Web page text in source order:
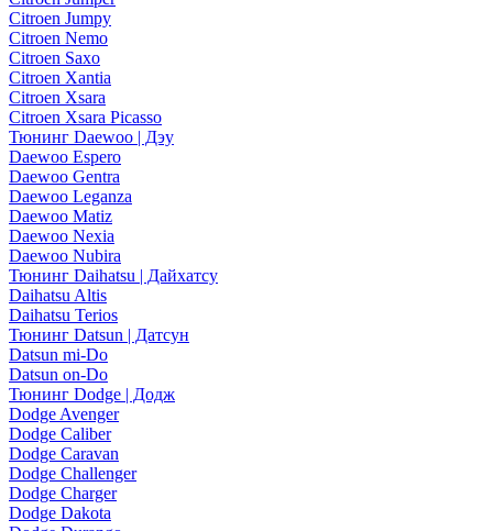
Citroen Jumpy
Citroen Nemo
Citroen Saxo
Citroen Xantia
Citroen Xsara
Citroen Xsara Picasso
Тюнинг Daewoo | Дэу
Daewoo Espero
Daewoo Gentra
Daewoo Leganza
Daewoo Matiz
Daewoo Nexia
Daewoo Nubira
Тюнинг Daihatsu | Дайхатсу
Daihatsu Altis
Daihatsu Terios
Тюнинг Datsun | Датсун
Datsun mi-Do
Datsun on-Do
Тюнинг Dodge | Додж
Dodge Avenger
Dodge Caliber
Dodge Caravan
Dodge Challenger
Dodge Charger
Dodge Dakota